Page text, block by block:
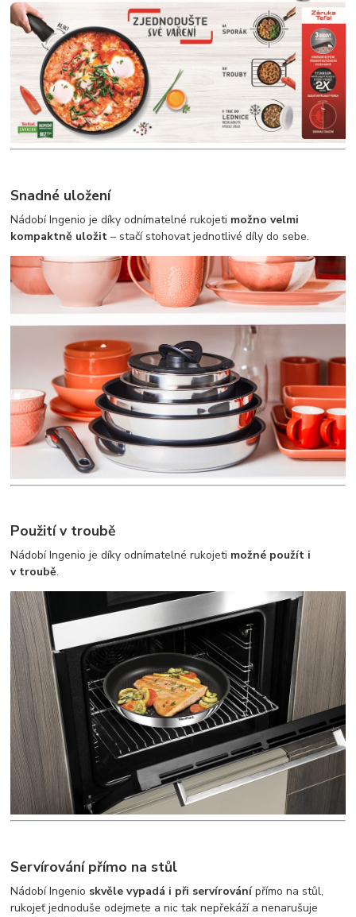
Snadné uložení
Nádobí Ingenio je díky odnímatelné rukojeti možno velmi
kompaktně uložit – stačí stohovat jednotlivé díly do sebe.
Použití v troubě
Nádobí Ingenio je díky odnímatelné rukojeti možné použít i
v troubě.
Servírování přímo na stůl
Nádobí Ingenio skvěle vypadá i při servírovánípřímo na stůl,
rukojeť jednoduše odejmete a nic tak nepřekáží a nenarušuje